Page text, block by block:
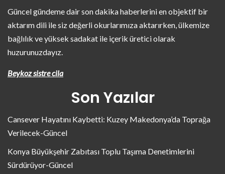
Güncel gündeme dair son dakika haberlerini en objektif bir
aktarım dili ile siz değerli okurlarımıza aktarırken, ülkemize
bağlılık ve yüksek sadakat ile içerik üretici olarak
huzurunuzdayız.
Beykoz sistre cila
Son Yazılar
Cansever Hayatını Kaybetti: Kuzey Makedonya’da Toprağa
Verilecek-Güncel
Konya Büyükşehir Zabıtası Toplu Taşıma Denetimlerini
Sürdürüyor-Güncel